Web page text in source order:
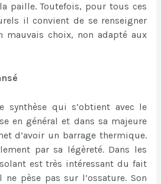
paille. Toutefois, pour tous ces
il convient de se renseigner
mauvais choix, non adapté aux
synthèse qui s’obtient avec le
en général et dans sa majeure
d’avoir un barrage thermique.
par sa légèreté. Dans les
est très intéressant du fait
pèse pas sur l’ossature. Son